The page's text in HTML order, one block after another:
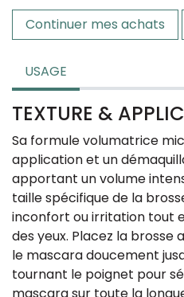
Continuer mes achats
USAGE
TEXTURE &
Sa formule volumatrice
application et un
apportant un volume
taille spécifique de la
inconfort ou irritation tout
des yeux. Placez la brosse
le mascara doucement
tournant le poignet pour